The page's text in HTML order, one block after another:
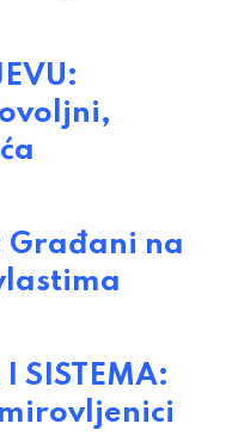
Građani na
SISTEMA: